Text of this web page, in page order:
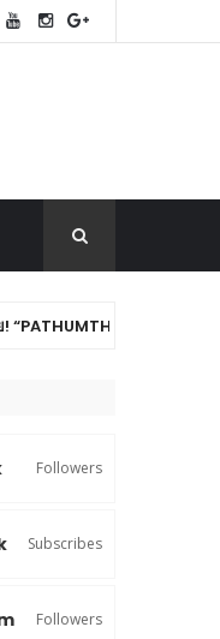
Creative Tourism
Followers
Subscribes
Followers